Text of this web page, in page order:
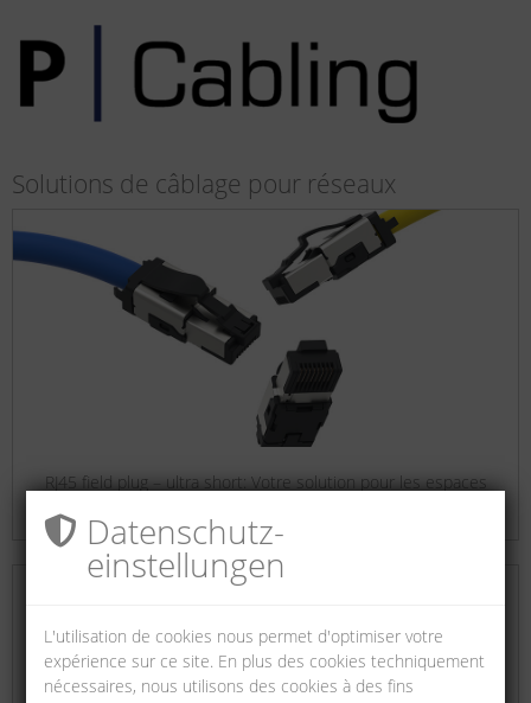
Solutions de câblage pour réseaux
RJ45 field plug – ultra short: Votre solution pour les espaces
Datenschutz­
einstellungen
L'utilisation de cookies nous permet d'optimiser votre
expérience sur ce site. En plus des cookies techniquement
nécessaires, nous utilisons des cookies à des fins